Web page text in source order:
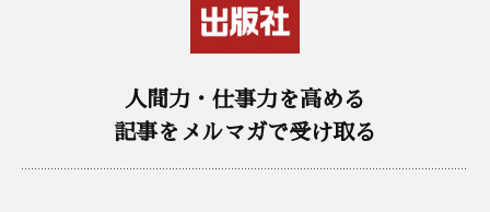
人間力・仕事力を高める
記事をメルマガで受け取る